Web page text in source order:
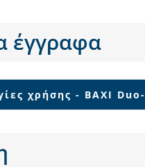
έγγραφα
χρήσης - BAXI